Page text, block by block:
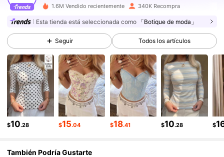
4.83 175K Seguidores
4.83 175K Seguidores
4.83 175K Seguidores
4.83 175K Seguidores
1.6M Vendido recientemente 340K Recompra
Esta tienda está seleccionada como 「Botique de moda」
Seguir Todos los artículos
$10.28 $15.04 $18.41 $10.28 $
También Podría Gustarte